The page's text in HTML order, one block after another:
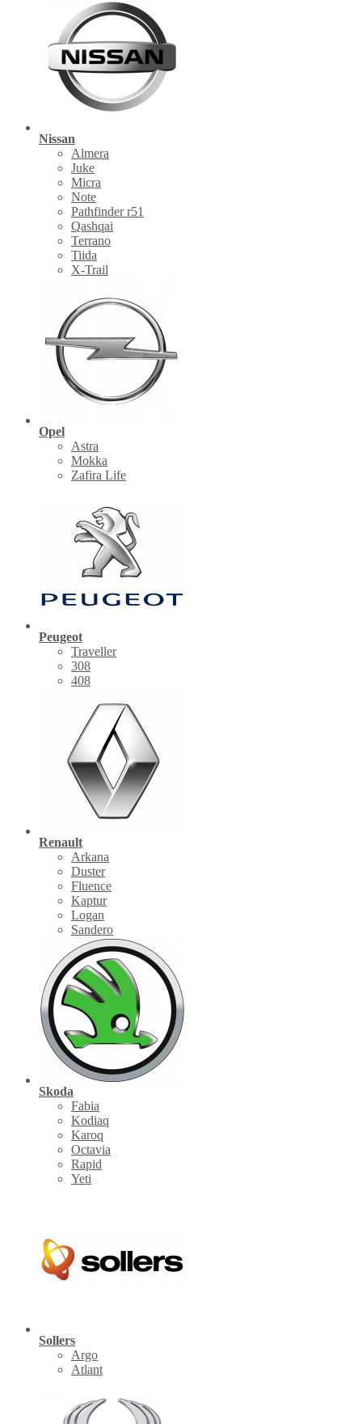
Nissan
Almera
Juke
Micra
Note
Pathfinder r51
Qashqai
Terrano
Tiida
X-Trail
Opel
Astra
Mokka
Zafira Life
Peugeot
Traveller
308
408
Renault
Arkana
Duster
Fluence
Kaptur
Logan
Sandero
Skoda
Fabia
Kodiaq
Karoq
Octavia
Rapid
Yeti
Sollers
Argo
Atlant